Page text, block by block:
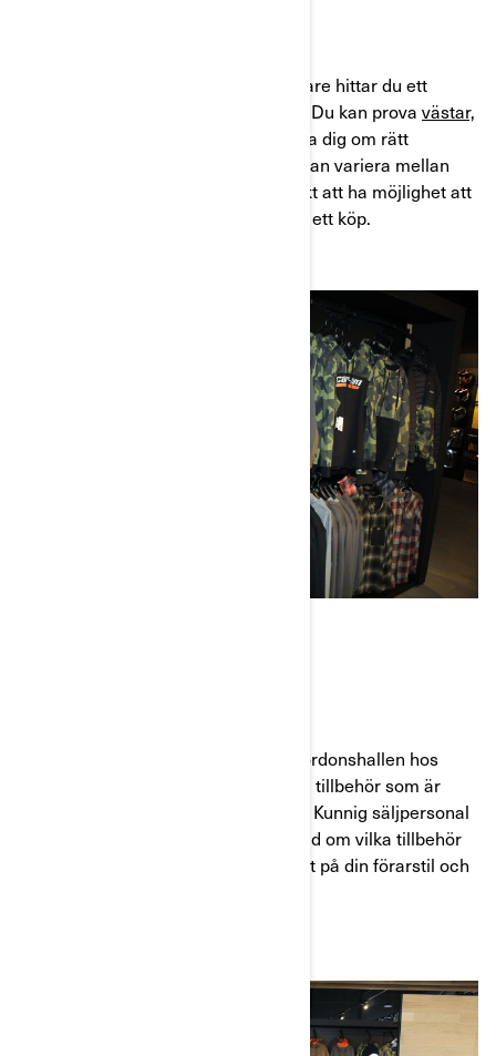
Hos en auktoriserad BRP-återförsäljare hittar du ett
otroligt sortiment av förarutrustning. Du kan prova västar,
för att försäkra dig om rätt
passform innan du köper. Storlekar kan variera mellan
olika varumärken så det är fantastiskt att ha möjlighet att
se och känna på dem innan man gör ett köp.
Du kan utforska fordon som finns i fordonshallen hos
återförsäljaren för att utvärdera vilka tillbehör som är
mest praktiska och relevanta för dig. Kunnig säljpersonal
kan även tillhandahålla personliga råd om vilka tillbehör
som passar dina åkturer bäst baserat på din förarstil och